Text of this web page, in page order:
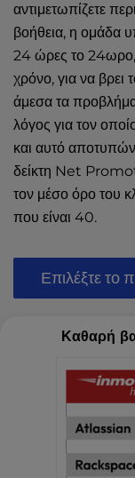
αντιμετωπίζετε
βοήθεια, η ομάδα
24 ώρες το 24ωρο,
χρόνο, για να βρει
άμεσα τα
λόγος για τον
και αυτό
δείκτη Net
τον μέσο όρο του
που είναι 40.
Επιλέξτε το
Καθαρή